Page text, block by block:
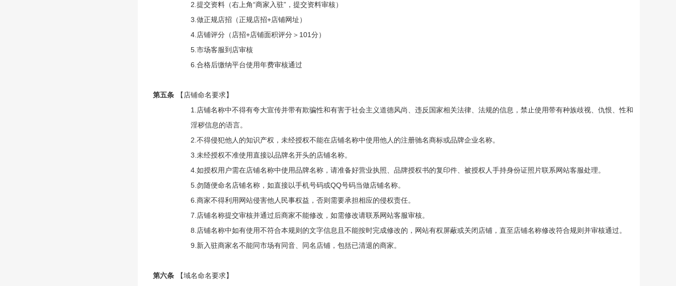
2.提交资料（右上角“商家入驻”，提交资料审核）
3.做正规店招（正规店招+店铺网址）
4.店铺评分（店招+店铺面积评分＞101分）
5.市场客服到店审核
6.合格后缴纳平台使用年费审核通过
第五条
【店铺命名要求】
1.店铺名称中不得有夸大宣传并带有欺骗性和有害于社会主义道德风尚、违反国家相关法律、法规的信息，禁止使用带有种族歧视、仇恨、性和
淫秽信息的语言。
2.不得侵犯他人的知识产权，未经授权不能在店铺名称中使用他人的注册驰名商标或品牌企业名称。
3.未经授权不准使用直接以品牌名开头的店铺名称。
4.如授权用户需在店铺名称中使用品牌名称，请准备好营业执照、品牌授权书的复印件、被授权人手持身份证照片联系网站客服处理。
5.勿随便命名店铺名称，如直接以手机号码或QQ号码当做店铺名称。
6.商家不得利用网站侵害他人民事权益，否则需要承担相应的侵权责任。
7.店铺名称提交审核并通过后商家不能修改，如需修改请联系网站客服审核。
8.店铺名称中如有使用不符合本规则的文字信息且不能按时完成修改的，网站有权屏蔽或关闭店铺，直至店铺名称修改符合规则并审核通过。
9.新入驻商家名不能同市场有同音、同名店铺，包括已清退的商家。
第六条
【域名命名要求】